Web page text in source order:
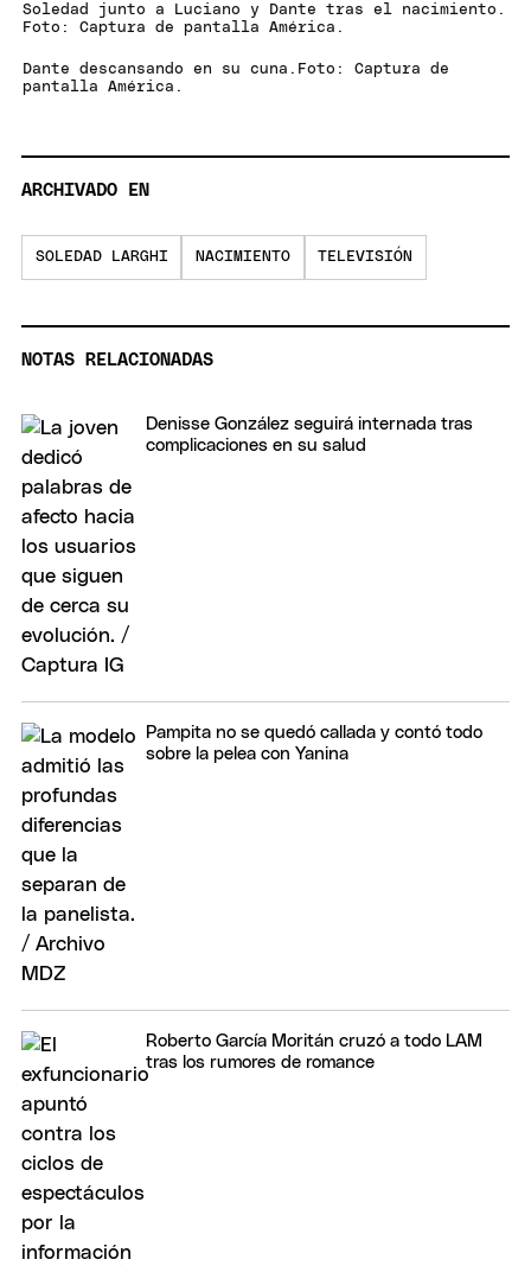
Soledad junto a Luciano y Dante tras el nacimiento.
Foto: Captura de pantalla América.
Dante descansando en su cuna.Foto: Captura de
pantalla América.
ARCHIVADO EN
SOLEDAD LARGHI NACIMIENTO TELEVISIÓN
NOTAS RELACIONADAS
Denisse González seguirá internada tras
complicaciones en su salud
Pampita no se quedó callada y contó todo
sobre la pelea con Yanina
Roberto García Moritán cruzó a todo LAM
tras los rumores de romance